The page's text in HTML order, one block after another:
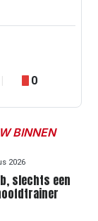
0
BINNEN
2026
slechts een